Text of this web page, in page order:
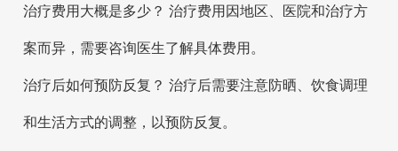
治疗费用大概是多少？ 治疗费用因地区、医院和治疗方
案而异，需要咨询医生了解具体费用。
治疗后如何预防反复？ 治疗后需要注意防晒、饮食调理
和生活方式的调整，以预防反复。